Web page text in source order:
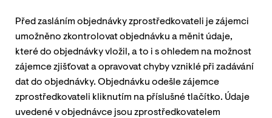
Před zasláním objednávky zprostředkovateli je zájemci
umožněno zkontrolovat objednávku a měnit údaje,
které do objednávky vložil, a to i s ohledem na možnost
zájemce zjišťovat a opravovat chyby vzniklé při zadávání
dat do objednávky. Objednávku odešle zájemce
zprostředkovateli kliknutím na příslušné tlačítko. Údaje
uvedené v objednávce jsou zprostředkovatelem